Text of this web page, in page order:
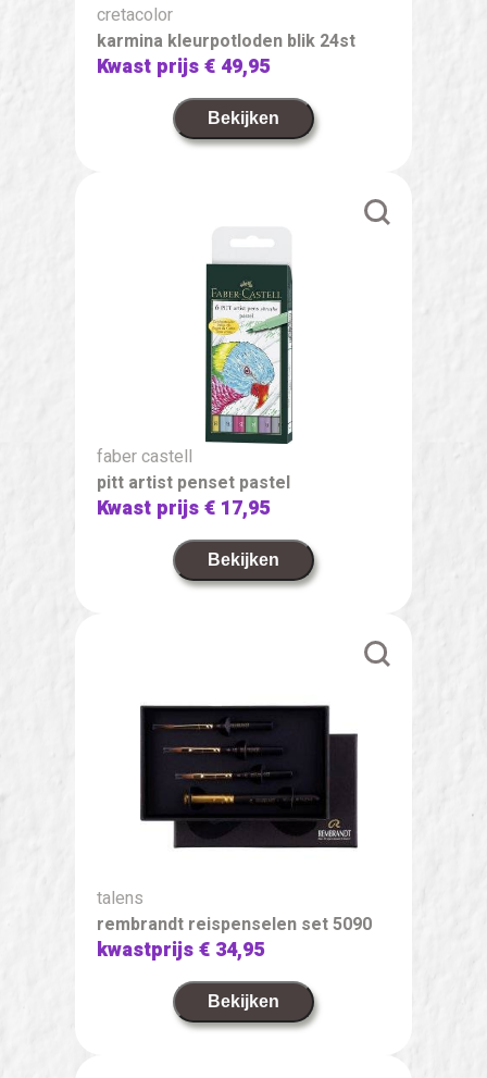
cretacolor
karmina kleurpotloden blik 24st
Kwast prijs€ 49,95
Bekijken
faber castell
pitt artist penset pastel
Kwast prijs€ 17,95
Bekijken
talens
rembrandt reispenselen set 5090
kwastprijs€ 34,95
Bekijken